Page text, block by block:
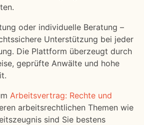
oder individuelle Beratung –
Unterstützung bei jeder
Die Plattform überzeugt durch
geprüfte Anwälte und hohe
Arbeitsvertrag: Rechte und
arbeitsrechtlichen Themen wie
sind Sie bestens